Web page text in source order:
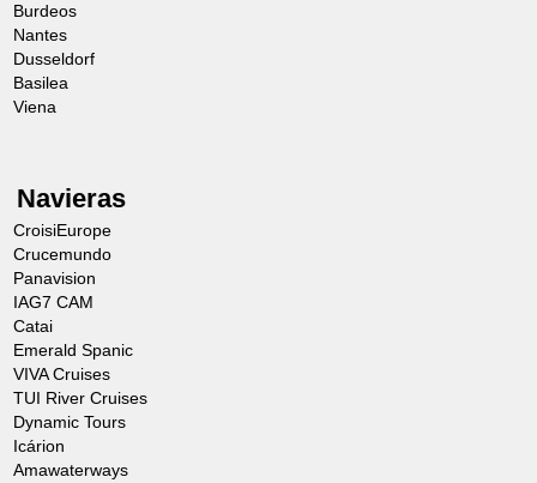
Burdeos
Nantes
Dusseldorf
Basilea
Viena
Navieras
CroisiEurope
Crucemundo
Panavision
IAG7 CAM
Catai
Emerald Spanic
VIVA Cruises
TUI River Cruises
Dynamic Tours
Icárion
Amawaterways